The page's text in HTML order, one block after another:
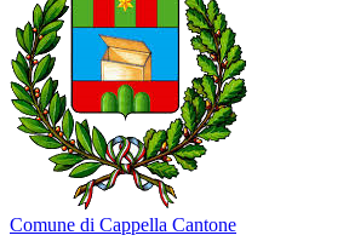
Comune di Cappella Cantone